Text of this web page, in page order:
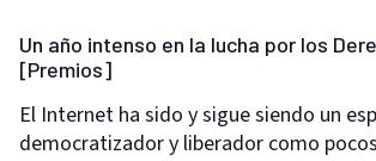
Un año intenso en la lucha por los
[Premios]
El Internet ha sido y sigue siendo un
democratizador y liberador como